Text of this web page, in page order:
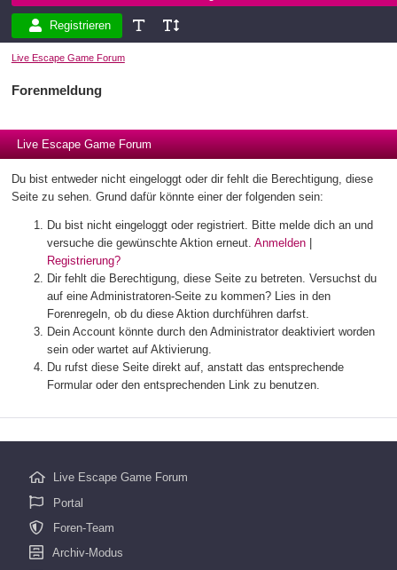
Registrieren
Live Escape Game Forum
Forenmeldung
Live Escape Game Forum
Du bist entweder nicht eingeloggt oder dir fehlt die Berechtigung, diese
Seite zu sehen. Grund dafür könnte einer der folgenden sein:
Du bist nicht eingeloggt oder registriert. Bitte melde dich an und
versuche die gewünschte Aktion erneut. Anmelden|
Registrierung?
Dir fehlt die Berechtigung, diese Seite zu betreten. Versuchst du
auf eine Administratoren-Seite zu kommen? Lies in den
Forenregeln, ob du diese Aktion durchführen darfst.
Dein Account könnte durch den Administrator deaktiviert worden
sein oder wartet auf Aktivierung.
Du rufst diese Seite direkt auf, anstatt das entsprechende
Formular oder den entsprechenden Link zu benutzen.
Live Escape Game Forum
Portal
Foren-Team
Archiv-Modus